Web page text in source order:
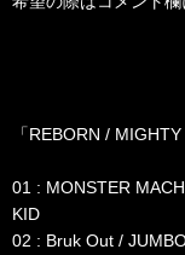
「REBORN / MIGHTY
01 : MONSTER
KID
02 : Bruk Out /